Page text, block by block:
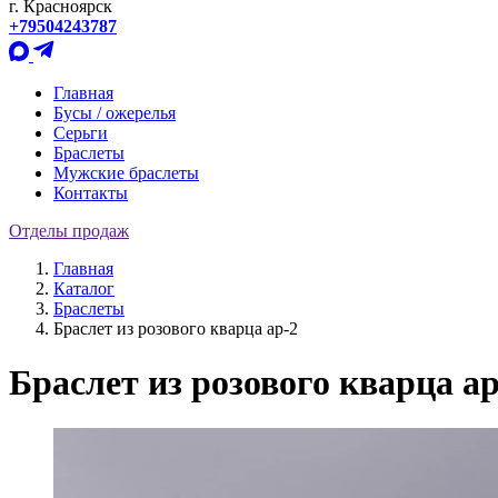
г. Красноярск
+79504243787
Главная
Бусы / ожерелья
Серьги
Браслеты
Мужские браслеты
Контакты
Отделы продаж
Главная
Каталог
Браслеты
Браслет из розового кварца ар-2
Браслет из розового кварца